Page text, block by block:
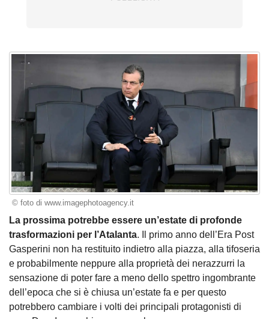
© foto di www.imagephotoagency.it
La prossima potrebbe essere un’estate di profonde
trasformazioni per l’Atalanta. Il primo anno dell’Era Post
Gasperini non ha restituito indietro alla piazza, alla tifoseria
e probabilmente neppure alla proprietà dei nerazzurri la
sensazione di poter fare a meno dello spettro ingombrante
dell’epoca che si è chiusa un’estate fa e per questo
potrebbero cambiare i volti dei principali protagonisti di